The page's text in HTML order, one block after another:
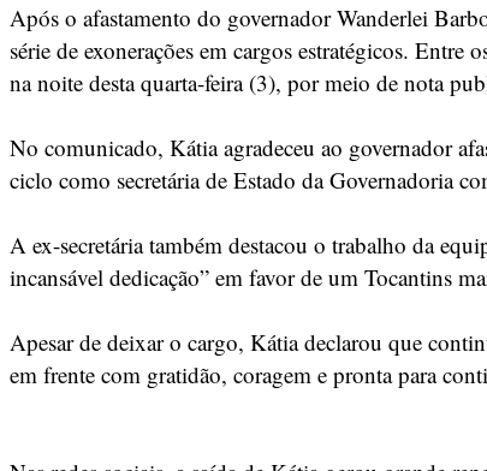
Após o afastamento do governador Wanderlei
série de exonerações em cargos estratégicos.
na noite desta quarta-feira (3), por meio de nota
No comunicado, Kátia agradeceu ao governador
ciclo como secretária de Estado da Governadoria
A ex-secretária também destacou o trabalho da
incansável dedicação” em favor de um Tocantins
Apesar de deixar o cargo, Kátia declarou que
em frente com gratidão, coragem e pronta para